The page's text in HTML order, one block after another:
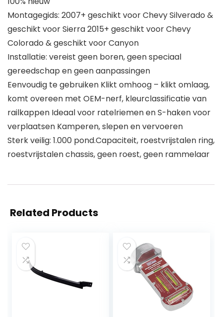
Montagegids: 2007+ geschikt voor Chevy Silverado &
geschikt voor Sierra 2015+ geschikt voor Chevy
Colorado & geschikt voor Canyon
Installatie: vereist geen boren, geen speciaal
gereedschap en geen aanpassingen
Eenvoudig te gebruiken Klikt omhoog – klikt omlaag,
komt overeen met OEM-nerf, kleurclassificatie van
railkappen Ideaal voor ratelriemen en S-haken voor
verplaatsen Kamperen, slepen en vervoeren
Sterk veilig: 1.000 pond.Capaciteit, roestvrijstalen ring,
roestvrijstalen chassis, geen roest, geen rammelaar
Related Products